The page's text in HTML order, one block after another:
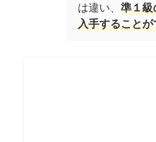
は違い、 準１級
入手すること